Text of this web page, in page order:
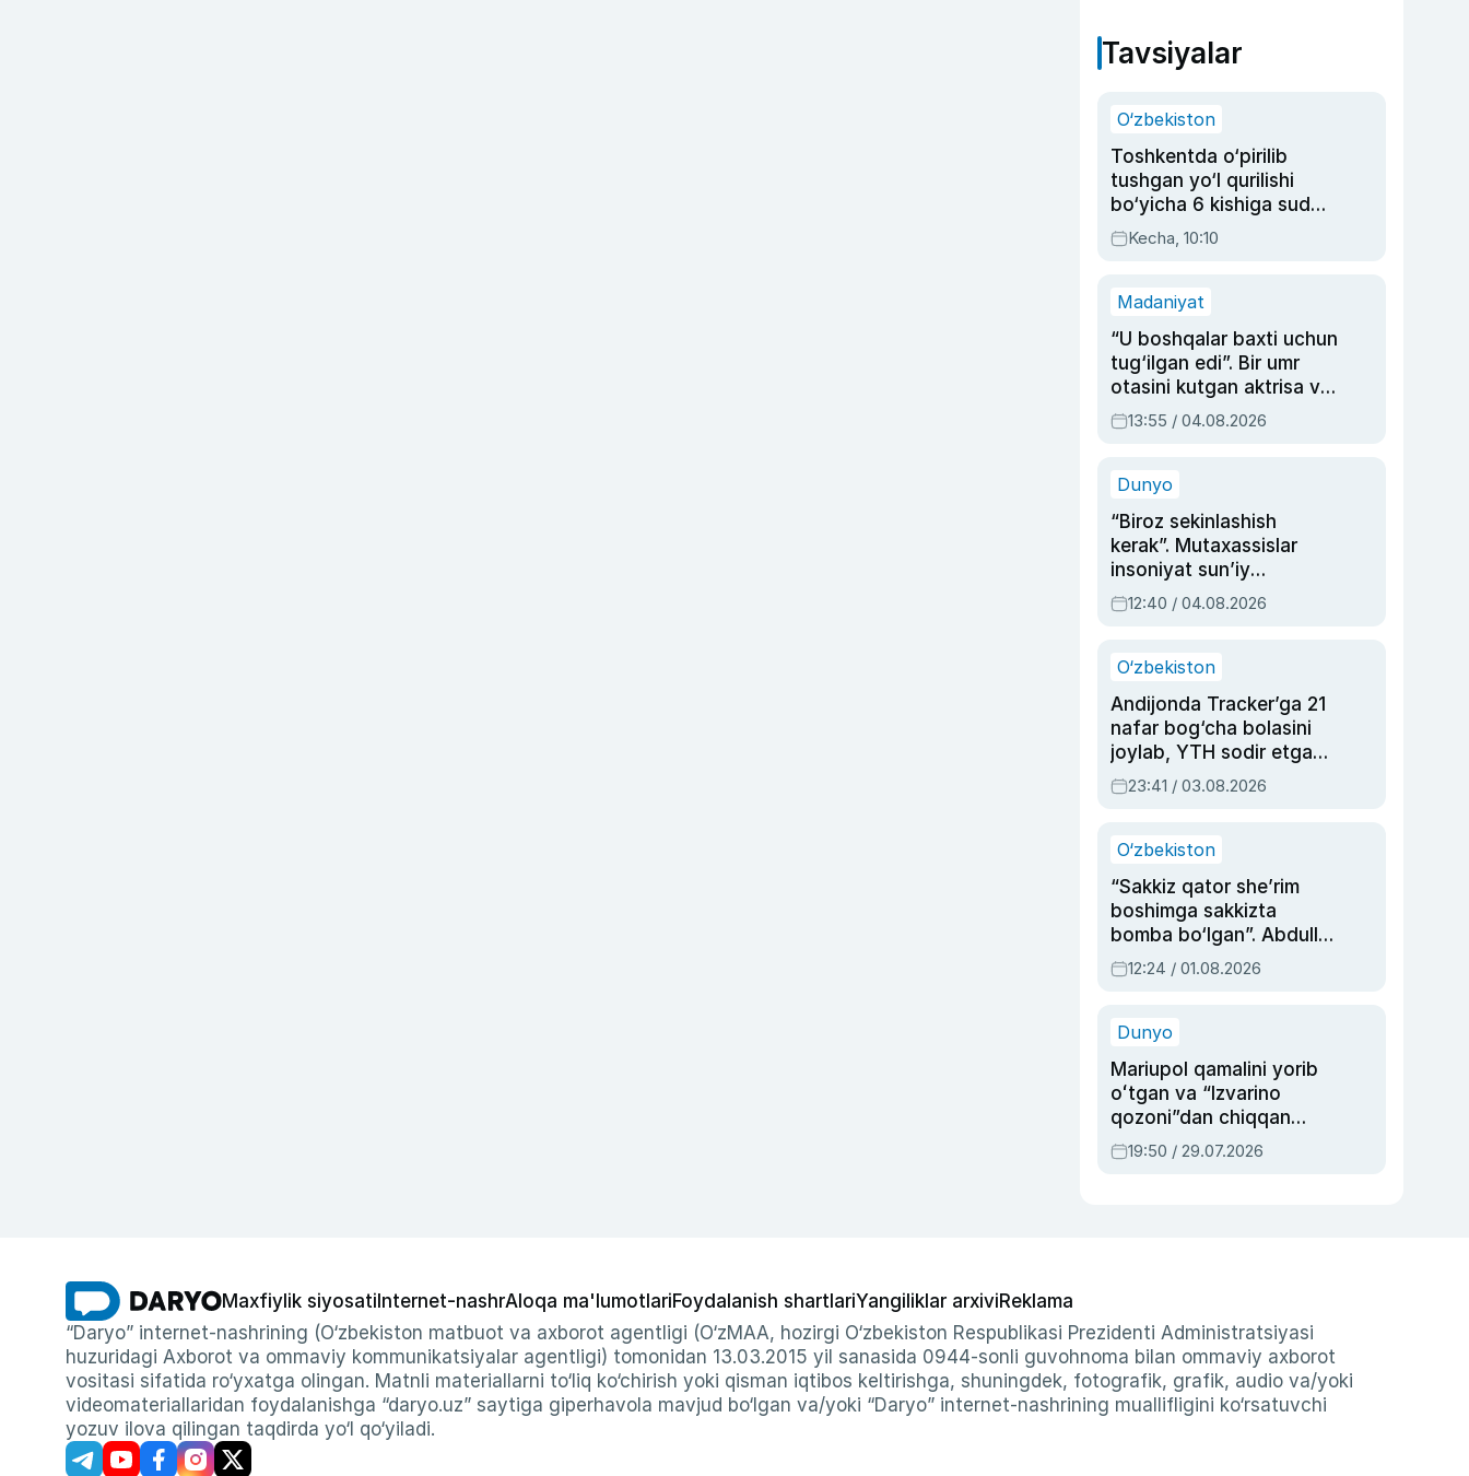
Tavsiyalar
O‘zbekiston
Toshkentda o‘pirilib
tushgan yo‘l qurilishi
bo‘yicha 6 kishiga sud
hukmi o‘qildi
Kecha, 10:10
Madaniyat
“U boshqalar baxti uchun
tug‘ilgan edi”. Bir umr
otasini kutgan aktrisa va
dublyaj ustasi Rimma
Ahmedovaning
13:55 / 04.08.2026
Dunyo
“Biroz sekinlashish
kerak”. Mutaxassislar
insoniyat sun’iy
intellektni boshqara
olmay qolishidan xavotir
12:40 / 04.08.2026
O‘zbekiston
Andijonda Tracker’ga 21
nafar bog‘cha bolasini
joylab, YTH sodir etgan
ayolga sud hukmi o‘qildi
23:41 / 03.08.2026
O‘zbekiston
“Sakkiz qator she’rim
boshimga sakkizta
bomba bo‘lgan”. Abdulla
Oripovni siyosiy
ayblovlardan asrab
12:24 / 01.08.2026
Dunyo
Mariupol qamalini yorib
oʻtgan va “Izvarino
qozoni”dan chiqqan
qahramon — Ukraina
armiyasi bosh
19:50 / 29.07.2026
Maxfiylik siyosati Internet-nashrAloqa ma'lumotlariFoydalanish shartlariYangiliklar arxiviReklama
“Daryo” internet-nashrining (O‘zbekiston matbuot va axborot agentligi (O‘zMAA, hozirgi O‘zbekiston Respublikasi Prezidenti Administratsiyasi
huzuridagi Axborot va ommaviy kommunikatsiyalar agentligi) tomonidan 13.03.2015 yil sanasida 0944-sonli guvohnoma bilan ommaviy axborot
vositasi sifatida ro‘yxatga olingan. Matnli materiallarni to‘liq ko‘chirish yoki qisman iqtibos keltirishga, shuningdek, fotografik, grafik, audio va/yoki
videomateriallaridan foydalanishga “daryo.uz” saytiga giperhavola mavjud bo‘lgan va/yoki “Daryo” internet-nashrining muallifligini ko‘rsatuvchi
yozuv ilova qilingan taqdirda yo‘l qo‘yiladi.